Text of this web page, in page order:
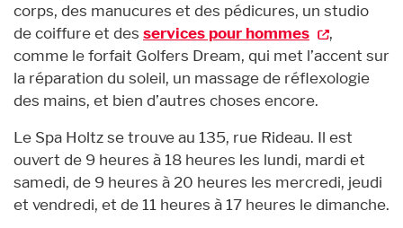
corps, des manucures et des pédicures, un studio
de coiffure et des services pour hommes
,
comme le forfait Golfers Dream, qui met l’accent sur
la réparation du soleil, un massage de réflexologie
des mains, et bien d’autres choses encore.
Le Spa Holtz se trouve au 135, rue Rideau. Il est
ouvert de 9 heures à 18 heures les lundi, mardi et
samedi, de 9 heures à 20 heures les mercredi, jeudi
et vendredi, et de 11 heures à 17 heures le dimanche.